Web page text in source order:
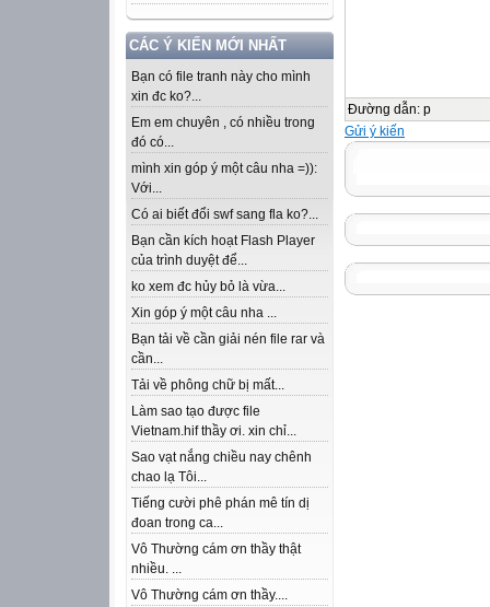
CÁC Ý KIẾN MỚI NHẤT
Bạn có file tranh này cho mình
xin đc ko?...
Em em chuyên , có nhiều trong
đó có...
mình xin góp ý một câu nha =)):
Với...
Có ai biết đổi swf sang fla ko?...
Bạn cần kích hoạt Flash Player
của trình duyệt để...
ko xem đc hủy bỏ là vừa...
Xin góp ý một câu nha ...
Bạn tải về cần giải nén file rar và
cần...
Tải về phông chữ bị mất...
Làm sao tạo được file
Vietnam.hif thầy ơi. xin chỉ...
Sao vạt nắng chiều nay chênh
chao lạ Tôi...
Tiếng cười phê phán mê tín dị
đoan trong ca...
Vô Thường cám ơn thầy thật
nhiều. ...
Vô Thường cám ơn thầy....
Đường dẫn: p
Gửi ý kiến